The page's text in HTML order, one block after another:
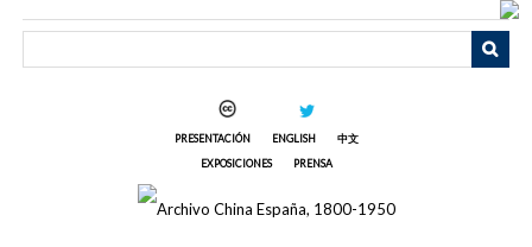
PRESENTACIÓN ENGLISH
中文
EXPOSICIONES
PRENSA